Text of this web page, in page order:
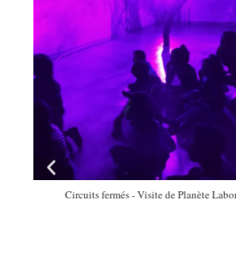
Circuits fermés - réalisations